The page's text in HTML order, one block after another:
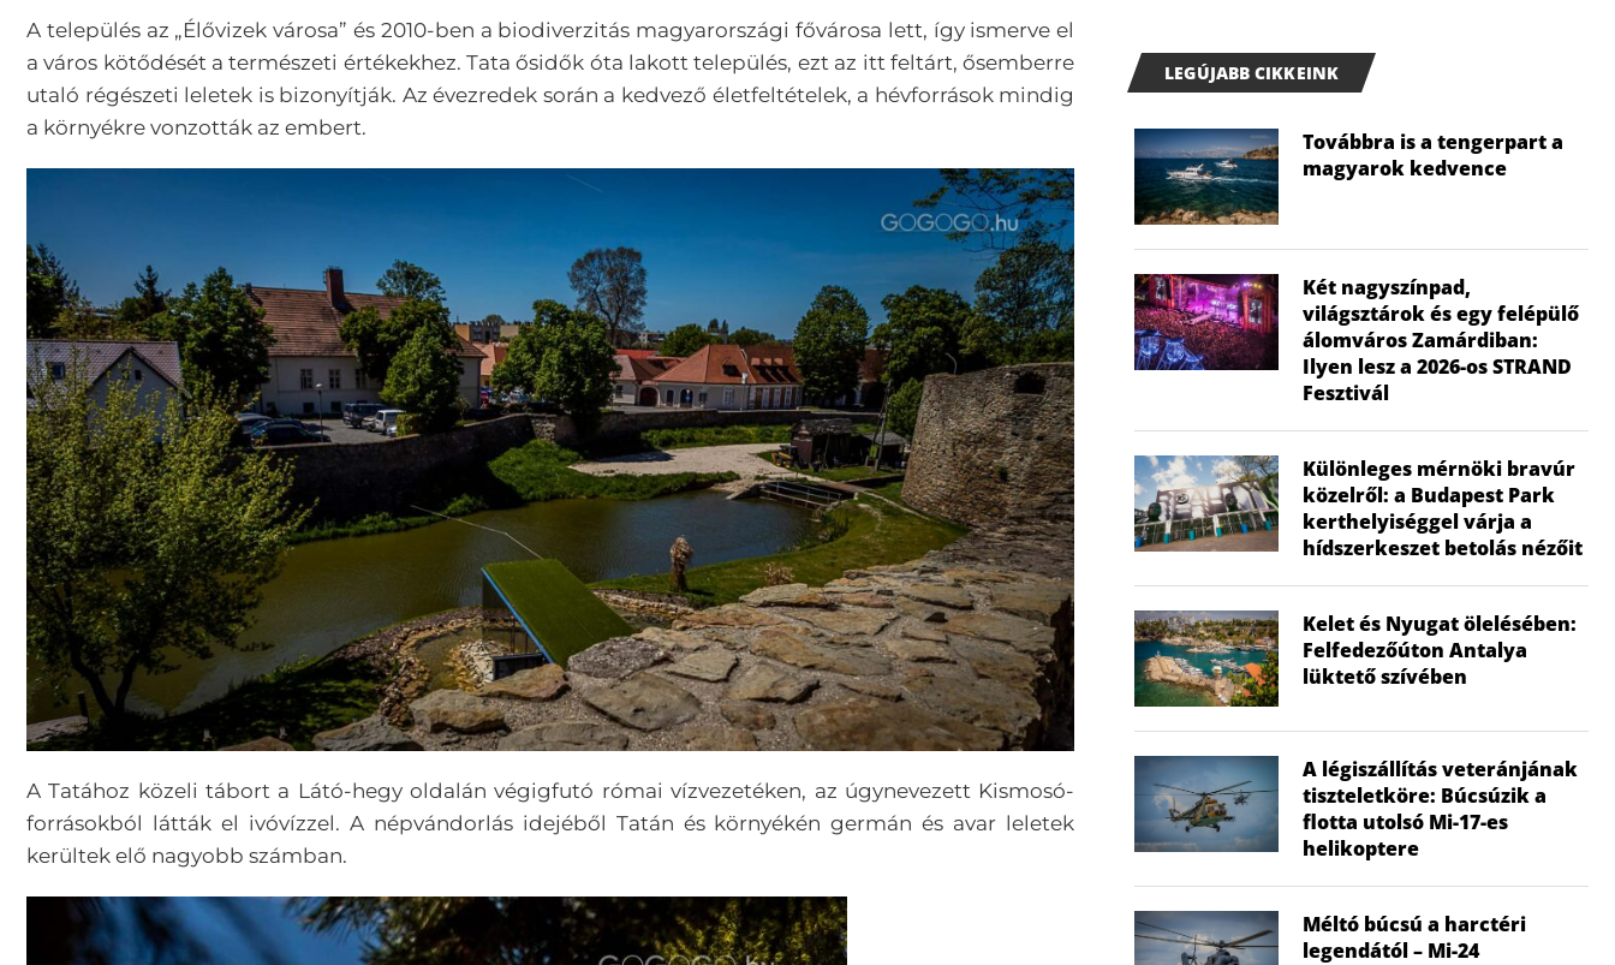
A település az „Élővizek városa” és 2010-ben a biodiverzitás magyarországi fővárosa lett, így ismerve el
a város kötődését a természeti értékekhez. Tata ősidők óta lakott település, ezt az itt feltárt, ősemberre
utaló régészeti leletek is bizonyítják. Az évezredek során a kedvező életfeltételek, a hévforrások mindig
a környékre vonzották az embert.
A Tatához közeli tábort a Látó-hegy oldalán végigfutó római vízvezetéken, az úgynevezett Kismosó-
forrásokból látták el ivóvízzel. A népvándorlás idejéből Tatán és környékén germán és avar leletek
kerültek elő nagyobb számban.
LEGÚJABB CIKKEINK
Továbbra is a tengerpart a
magyarok kedvence
Két nagyszínpad,
világsztárok és egy felépülő
álomváros Zamárdiban:
Ilyen lesz a 2026-os STRAND
Fesztivál
Különleges mérnöki bravúr
közelről: a Budapest Park
kerthelyiséggel várja a
hídszerkeszet betolás nézőit
Kelet és Nyugat ölelésében:
Felfedezőúton Antalya
lüktető szívében
A légiszállítás veteránjának
tiszteletköre: Búcsúzik a
flotta utolsó Mi-17-es
helikoptere
Méltó búcsú a harctéri
legendától – Mi-24